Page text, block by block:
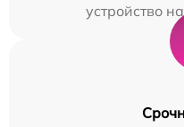
устройство